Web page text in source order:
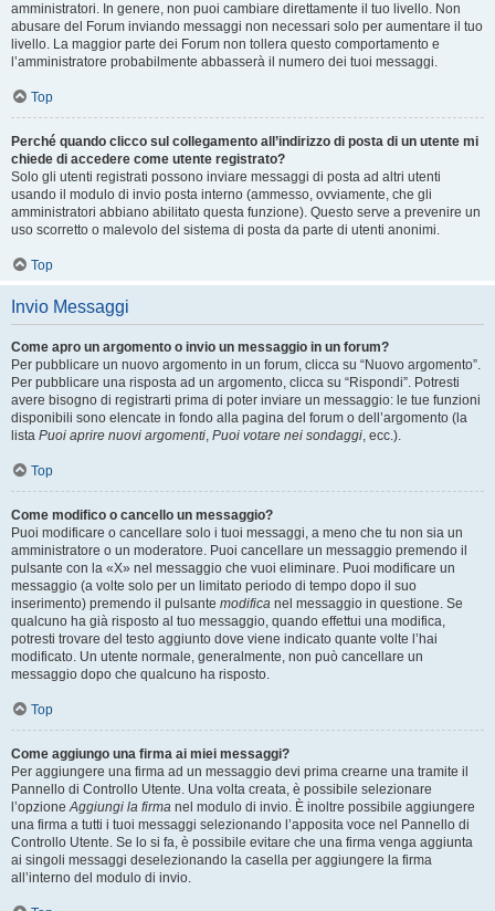
amministratori. In genere, non puoi cambiare direttamente il tuo livello. Non
abusare del Forum inviando messaggi non necessari solo per aumentare il tuo
livello. La maggior parte dei Forum non tollera questo comportamento e
l’amministratore probabilmente abbasserà il numero dei tuoi messaggi.
Top
Perché quando clicco sul collegamento all’indirizzo di posta di un utente mi
chiede di accedere come utente registrato?
Solo gli utenti registrati possono inviare messaggi di posta ad altri utenti
usando il modulo di invio posta interno (ammesso, ovviamente, che gli
amministratori abbiano abilitato questa funzione). Questo serve a prevenire un
uso scorretto o malevolo del sistema di posta da parte di utenti anonimi.
Top
Invio Messaggi
Come apro un argomento o invio un messaggio in un forum?
Per pubblicare un nuovo argomento in un forum, clicca su “Nuovo argomento”.
Per pubblicare una risposta ad un argomento, clicca su “Rispondi”. Potresti
avere bisogno di registrarti prima di poter inviare un messaggio: le tue funzioni
disponibili sono elencate in fondo alla pagina del forum o dell’argomento (la
lista Puoi aprire nuovi argomenti, Puoi votare nei sondaggi, ecc.).
Top
Come modifico o cancello un messaggio?
Puoi modificare o cancellare solo i tuoi messaggi, a meno che tu non sia un
amministratore o un moderatore. Puoi cancellare un messaggio premendo il
pulsante con la «X» nel messaggio che vuoi eliminare. Puoi modificare un
messaggio (a volte solo per un limitato periodo di tempo dopo il suo
inserimento) premendo il pulsante modifica nel messaggio in questione. Se
qualcuno ha già risposto al tuo messaggio, quando effettui una modifica,
potresti trovare del testo aggiunto dove viene indicato quante volte l’hai
modificato. Un utente normale, generalmente, non può cancellare un
messaggio dopo che qualcuno ha risposto.
Top
Come aggiungo una firma ai miei messaggi?
Per aggiungere una firma ad un messaggio devi prima crearne una tramite il
Pannello di Controllo Utente. Una volta creata, è possibile selezionare
l’opzioneAggiungi la firma nel modulo di invio. È inoltre possibile aggiungere
una firma a tutti i tuoi messaggi selezionando l’apposita voce nel Pannello di
Controllo Utente. Se lo si fa, è possibile evitare che una firma venga aggiunta
ai singoli messaggi deselezionando la casella per aggiungere la firma
all’interno del modulo di invio.